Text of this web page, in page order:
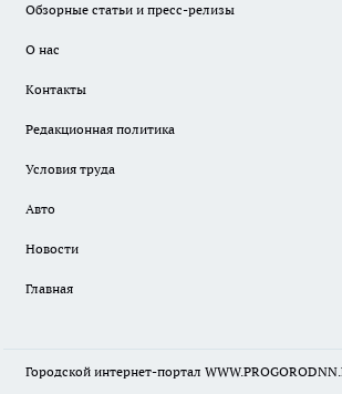
Обзорные статьи и пресс-релизы
О нас
Контакты
Редакционная политика
Условия труда
Авто
Новости
Главная
Городской интернет-портал